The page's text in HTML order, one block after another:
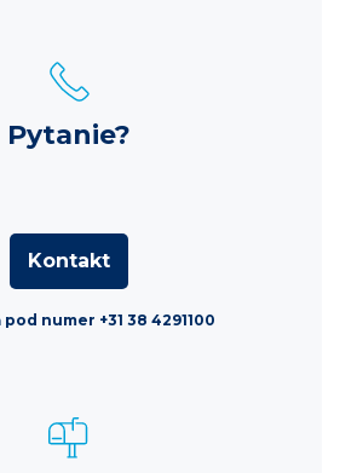
Pytanie?
Kontakt
numer +31 38 4291100